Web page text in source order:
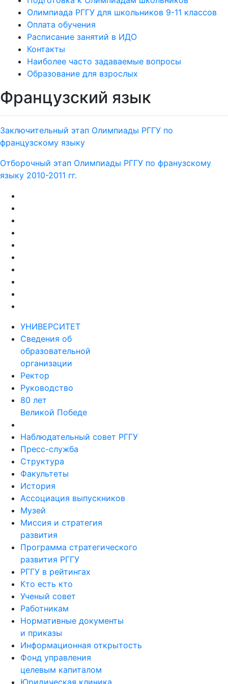
Олимпиада РГГУ для школьников 9-11 классов
Оплата обучения
Расписание занятий в ИДО
Контакты
Наиболее часто задаваемые вопросы
Образование для взрослых
Французский язык
Заключительный этап Олимпиады РГГУ по
французскому языку
Отборочный этап Олимпиады РГГУ по франузскому
языку 2010-2011 гг.
УНИВЕРСИТЕТ
Сведения об
образовательной
организации
Ректор
Руководство
80 лет
Великой Победе
Наблюдательный совет РГГУ
Пресс-служба
Структура
Факультеты
История
Ассоциация выпускников
Музей
Миссия и стратегия
развития
Программа стратегического
развития РГГУ
РГГУ в рейтингах
Кто есть кто
Ученый совет
Работникам
Нормативные документы
и приказы
Информационная открытость
Фонд управления
целевым капиталом